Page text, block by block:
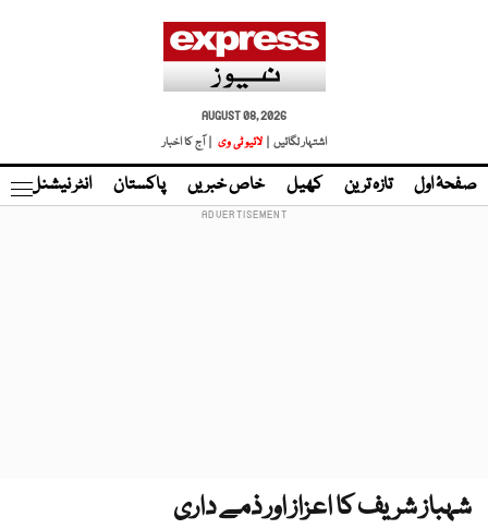
AUGUST 08, 2026
اشتہار لگائیں |
لائیو ٹی وی | آج کا اخبار
صفحۂ اول تازہ ترین کھیل خاص خبریں پاکستان انٹر نیشنل
شہباز شریف کا اعزاز اور ذمے داری